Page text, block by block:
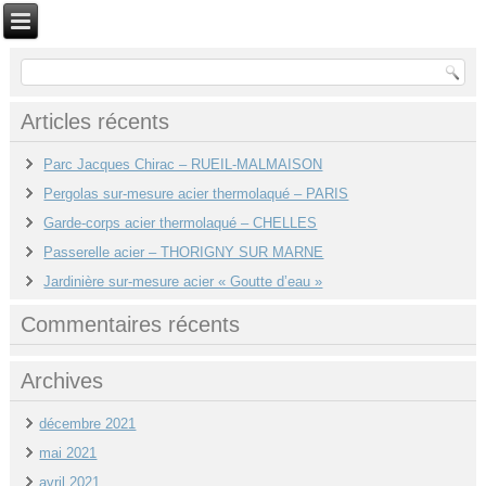
Articles récents
Parc Jacques Chirac – RUEIL-MALMAISON
Pergolas sur-mesure acier thermolaqué – PARIS
Garde-corps acier thermolaqué – CHELLES
Passerelle acier – THORIGNY SUR MARNE
Jardinière sur-mesure acier « Goutte d’eau »
Commentaires récents
Archives
décembre 2021
mai 2021
avril 2021